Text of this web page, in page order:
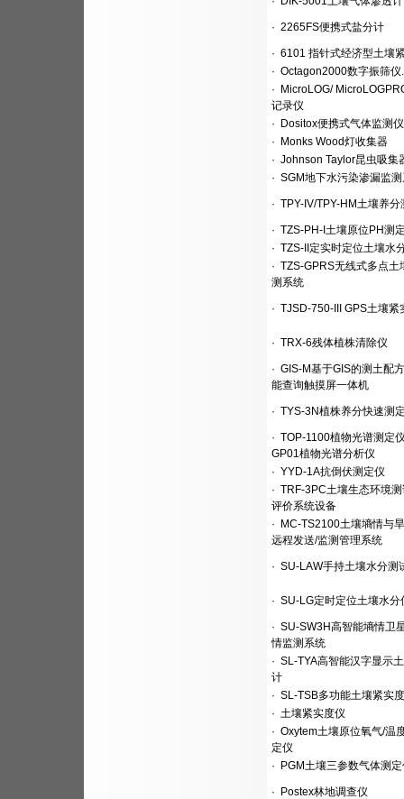
· 2265FS便携式盐分计
· 6101 指针式经济型土壤
· Octagon2000数字振筛仪.
· MicroLOG/
记录仪
· Dositox便携式气体监测仪
· Monks Wood灯收集器
· Johnson Taylor昆虫吸集
· SGM地下水污染渗漏监
· TPY-IV/TPY-HM土壤养分
· TZS-PH-I土壤原位PH测
· TZS-II定实时定位土壤水
· TZS-GPRS无线式多点土
测系统
· TJSD-750-III GPS土壤紧
· TRX-6残体植株清除仪
· GIS-M基于GIS的测土配
能查询触摸屏一体机
· TYS-3N植株养分快速测
· TOP-1100植物光谱测定
GP01植物光谱分析仪
· YYD-1A抗倒伏测定仪
· TRF-3PC土壤生态环境
评价系统设备
· MC-TS2100土壤墒情与
远程发送/监测管理系统
· SU-LAW手持土壤水分测
· SU-LG定时定位土壤水分
· SU-SW3H高智能墒情卫
情监测系统
· SL-TYA高智能汉字显示
计
· SL-TSB多功能土壤紧实
· 土壤紧实度仪
· Oxytem土壤原位氧气/温
定仪
· PGM土壤三参数气体测
· Postex林地调查仪